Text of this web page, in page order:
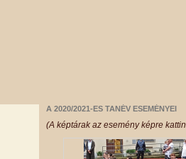
A 2020/2021-ES TANÉV ESEMÉNYEI
(A képtárak az esemény képre